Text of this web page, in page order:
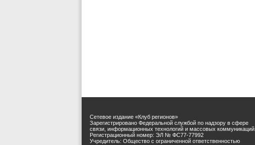
Сетевое издание «Клуб регионов»
Зарегистрировано Федеральной службой по надзору в сфере
связи, информационных технологий и массовых коммуникаций.
Регистрационный номер: ЭЛ № ФС77-77992
Учредитель: Общество с ограниченной ответственностью